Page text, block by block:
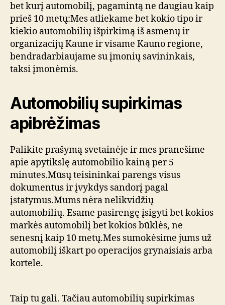
bet kurį automobilį, pagamintą ne daugiau kaip
prieš 10 metų:Mes atliekame bet kokio tipo ir
kiekio automobilių išpirkimą iš asmenų ir
organizacijų Kaune ir visame Kauno regione,
bendradarbiaujame su įmonių savininkais,
taksi įmonėmis.
Automobilių supirkimas
apibrėžimas
Palikite prašymą svetainėje ir mes pranešime
apie apytikslę automobilio kainą per 5
minutes.Mūsų teisininkai parengs visus
dokumentus ir įvykdys sandorį pagal
įstatymus.Mums nėra nelikvidžių
automobilių. Esame pasirengę įsigyti bet kokios
markės automobilį bet kokios būklės, ne
senesnį kaip 10 metų.Mes sumokėsime jums už
automobilį iškart po operacijos grynaisiais arba
kortele.
Taip tu gali. Tačiau automobilių supirkimas